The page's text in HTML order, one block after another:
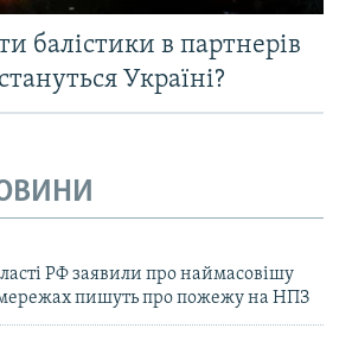
балістики в партнерів
Україні?
РФ заявили про наймасовішу
пишуть про пожежу на НПЗ